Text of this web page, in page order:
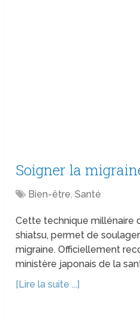
Soigner la
Bien-être,Santé
Cette technique millénaire
shiatsu, permet de
migraine. Officiellement
ministère japonais de la
[Lire la suite ...]